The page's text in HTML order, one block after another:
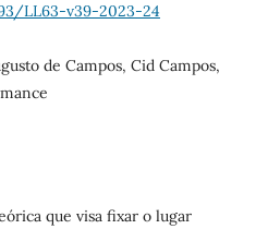
LL63-v39-2023-24
de Campos, Cid Campos,
que visa fixar o lugar